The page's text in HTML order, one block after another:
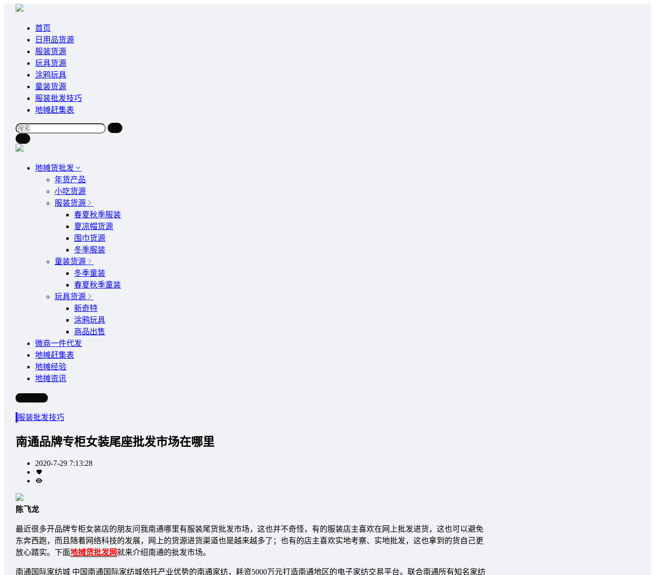
首页
日用品货源
服装货源
玩具货源
涂鸦玩具
童装货源
服装批发技巧
地摊赶集表
地摊货批发
年货产品
小吃货源
服装货源
春夏秋季服装
夏凉帽货源
围巾货源
冬季服装
童装货源
冬季童装
春夏秋季童装
玩具货源
新奇特
涂鸦玩具
商品出售
微商一件代发
地摊赶集表
地摊经验
地摊资讯
写文章
服装批发技巧
南通品牌专柜女装尾座批发市场在哪里
2020-7-29 7:13:28
陈飞龙
最近很多开品牌专柜女装店的朋友问我南通哪里有服装尾货批发市场，这也并不奇怪，有的服装店主喜欢在网上批发进货，这也可以避免
东奔西跑，而且随着网络科技的发展，网上的货源进货渠道也是越来越多了；也有的店主喜欢实地考察、实地批发，这也拿到的货自己更
放心踏实。下面地摊货批发网就来介绍南通的批发市场。
南通国际家纺城 中国南通国际家纺城依托产业优势的南通家纺，耗资5000万元打造南通地区的电子家纺交易平台。联合南通所有知名家纺